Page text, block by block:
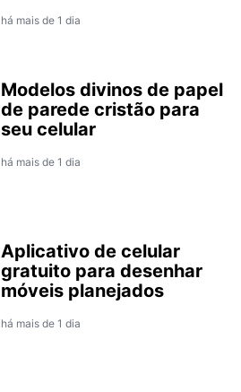
há mais de 1 dia
Modelos divinos de papel
de parede cristão para
seu celular
há mais de 1 dia
Aplicativo de celular
gratuito para desenhar
móveis planejados
há mais de 1 dia